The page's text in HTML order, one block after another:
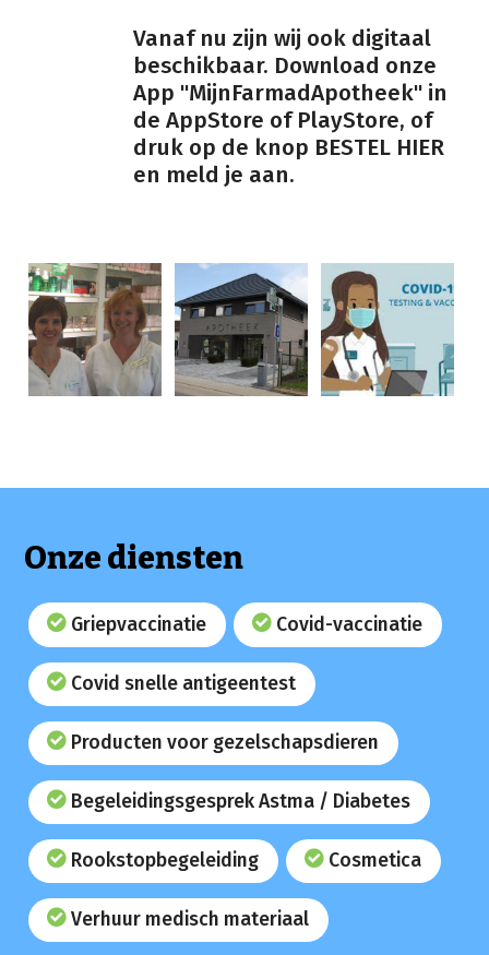
Vanaf nu zijn wij ook digitaal
beschikbaar. Download onze
App "MijnFarmadApotheek" in
de AppStore of PlayStore, of
druk op de knop BESTEL HIER
en meld je aan.
Onze diensten
Griepvaccinatie Covid-vaccinatie
Covid snelle antigeentest
Producten voor gezelschapsdieren
Begeleidingsgesprek Astma / Diabetes
Rookstopbegeleiding Cosmetica
Verhuur medisch materiaal